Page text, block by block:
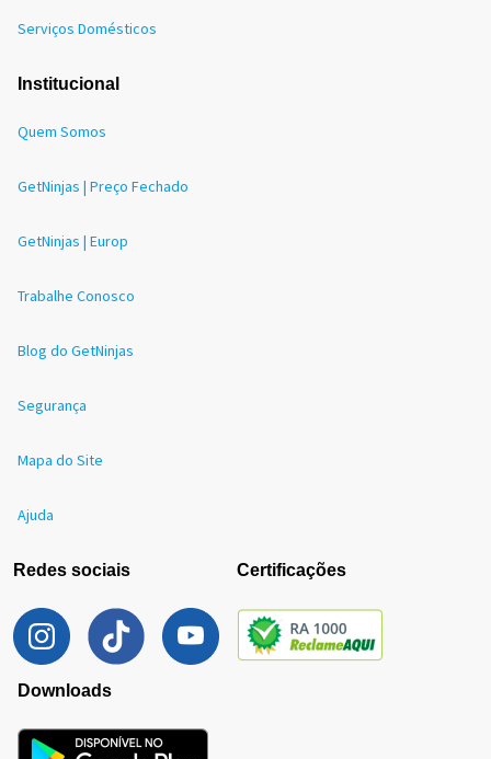
Serviços Domésticos
Institucional
Quem Somos
GetNinjas | Preço Fechado
GetNinjas | Europ
Trabalhe Conosco
Blog do GetNinjas
Segurança
Mapa do Site
Ajuda
Redes sociais Certificações
Downloads